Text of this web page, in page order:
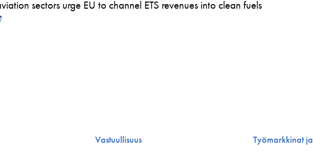
sectors urge EU to channel ETS revenues into clean fuels
Vastuullisuus Työmarkkinat